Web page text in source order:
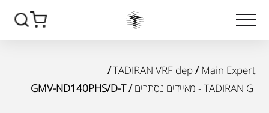
Main Expert
/
TADIRAN VRF dep
/
TADIRAN G - מאיידים נסתרים
/ GMV-ND140PHS/D-T